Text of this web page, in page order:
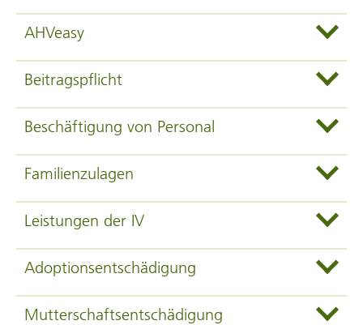
AHVeasy
Beitragspflicht
Beschäftigung von Personal
Familienzulagen
Leistungen der IV
Adoptionsentschädigung
Mutterschaftsentschädigung